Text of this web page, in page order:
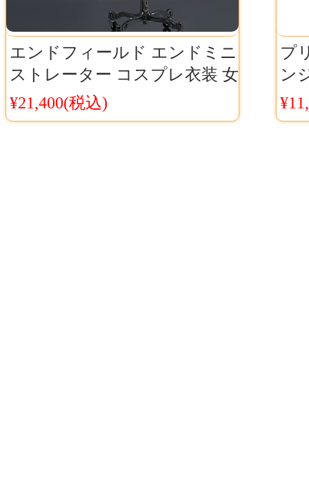
エンドフィールド エンドミニ
ストレーター コスプレ衣装 女
性用 フルセット コート&ベス
ト&ハーフパンツ Cosyaya通販
¥21,400(税込)
プ
ン
服
ト